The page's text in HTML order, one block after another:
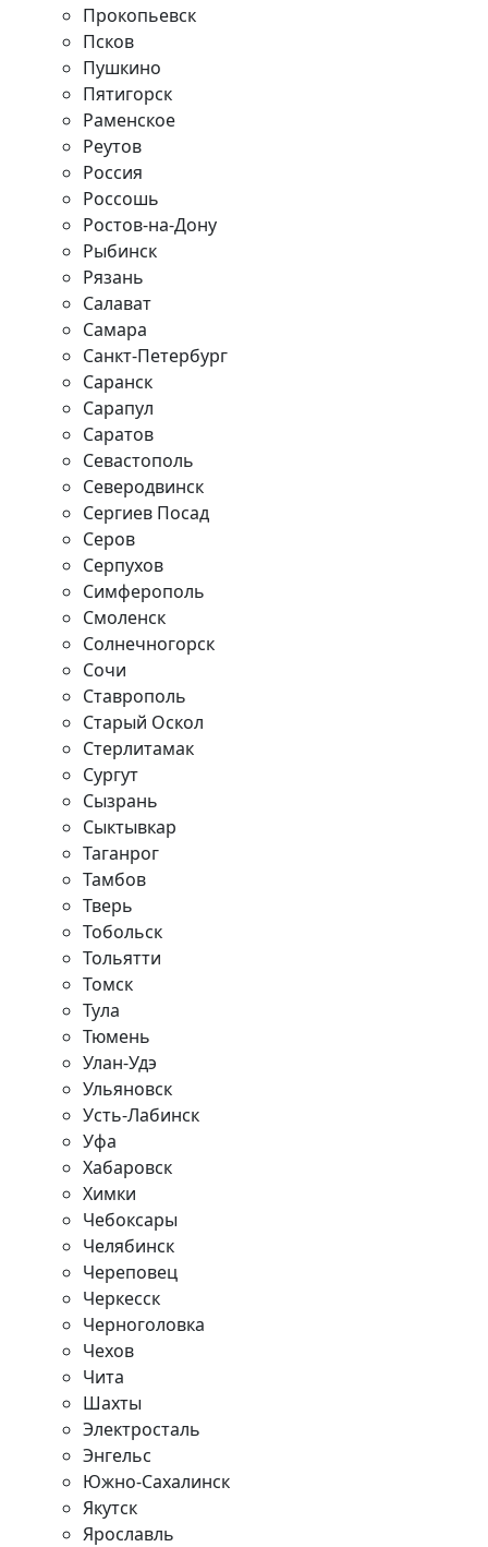
Прокопьевск
Псков
Пушкино
Пятигорск
Раменское
Реутов
Россия
Россошь
Ростов-на-Дону
Рыбинск
Рязань
Салават
Самара
Санкт-Петербург
Саранск
Сарапул
Саратов
Севастополь
Северодвинск
Сергиев Посад
Серов
Серпухов
Симферополь
Смоленск
Солнечногорск
Сочи
Ставрополь
Старый Оскол
Стерлитамак
Сургут
Сызрань
Сыктывкар
Таганрог
Тамбов
Тверь
Тобольск
Тольятти
Томск
Тула
Тюмень
Улан-Удэ
Ульяновск
Усть-Лабинск
Уфа
Хабаровск
Химки
Чебоксары
Челябинск
Череповец
Черкесск
Черноголовка
Чехов
Чита
Шахты
Электросталь
Энгельс
Южно-Сахалинск
Якутск
Ярославль